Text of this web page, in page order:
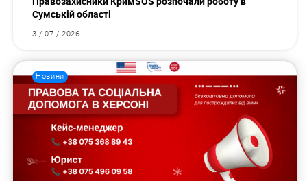
Сумській області
3 / 07 / 2026
Новини